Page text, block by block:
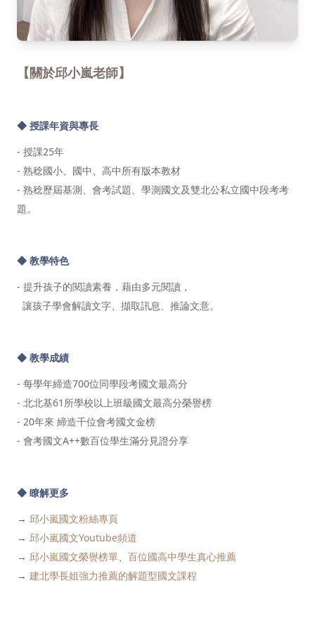
【關於邱小嵐老師】
◆ 授課年資與專長
- 授課25年
- 熟稔國小、國中、高中所有版本教材
- 熟稔歷屆基測、會考試題、學測國文及雙北公私立國中段考考
題。
◆ 教學特色
- 提升孩子的閱讀素養，藉由多元閱讀，
讓孩子學會解讀文字、擷取訊息、推論文意。
◆ 教學成績
- 每學年締造700位同學段考國文最高分
- 北北基61所學校以上班級國文最高分榮譽榜
- 20年來 締造千位會考國文金榜
- 會考國文A++數百位學生滿分見證分享
◆ 瞭解更多
→ 邱小嵐國文粉絲專頁
→ 邱小嵐國文Youtube頻道
→ 邱小嵐國文榮譽榜單、 百位國高中學生真心推薦
→ 建北學長姐強力推薦的解題型國文課程